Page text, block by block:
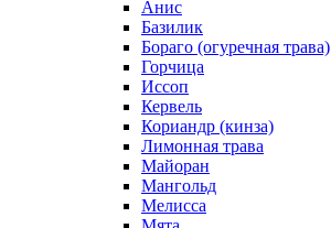
Анис
Базилик
Бораго (огуречная трава)
Горчица
Иссоп
Кервель
Кориандр (кинза)
Лимонная трава
Майоран
Мангольд
Мелисса